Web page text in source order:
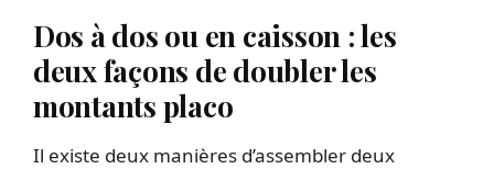
Dos à dos ou en caisson : les
deux façons de doubler les
montants placo
Il existe deux manières d’assembler deux